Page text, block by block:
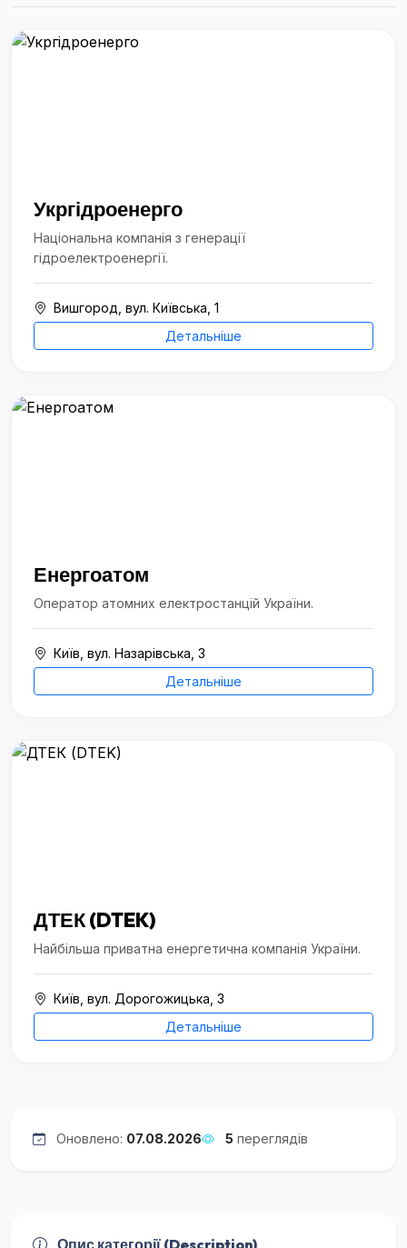
Укргідроенерго
Національна компанія з генерації
гідроелектроенергії.
Вишгород, вул. Київська, 1
Детальніше
Енергоатом
Оператор атомних електростанцій України.
Київ, вул. Назарівська, 3
Детальніше
ДТЕК (DTEK)
Найбільша приватна енергетична компанія України.
Київ, вул. Дорогожицька, 3
Детальніше
Оновлено: 07.08.2026 5 переглядів
Опис категорії (Description)